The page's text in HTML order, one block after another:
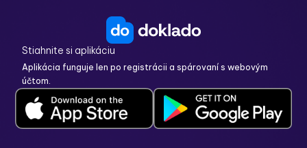
Stiahnite si aplikáciu
Aplikácia funguje len poregistráciia spárovaní s webovým
účtom.